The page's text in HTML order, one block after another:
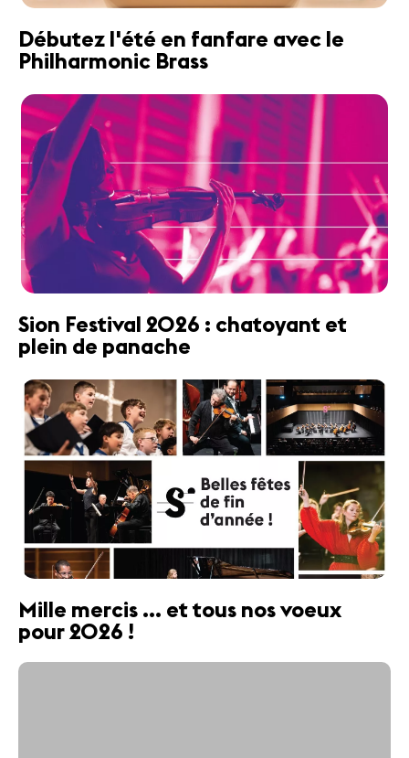
Débutez l'été en fanfare avec le
Philharmonic Brass
Sion Festival 2026 : chatoyant et
plein de panache
Mille mercis ... et tous nos voeux
pour 2026 !